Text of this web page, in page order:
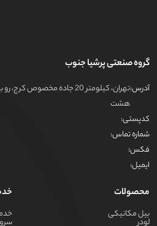
گروه صنعتی پرشیا جنوب
آدرس:
تهران، کیلومتر 20 جاده
هشت
کدپستی:
شماره تماس:
فکس:
ایمیل:
محصولات
بیل مکانیکی
لودر